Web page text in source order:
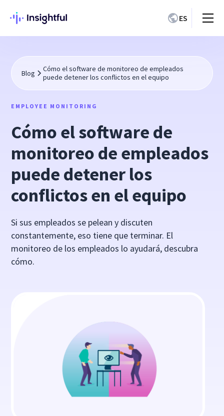
ES
Blog
Cómo el software de monitoreo de empleados
puede detener los conflictos en el equipo
EMPLOYEE MONITORING
Cómo el software de
monitoreo de empleados
puede detener los
conflictos en el equipo
Si sus empleados se pelean y discuten
constantemente, eso tiene que terminar. El
monitoreo de los empleados lo ayudará, descubra
cómo.